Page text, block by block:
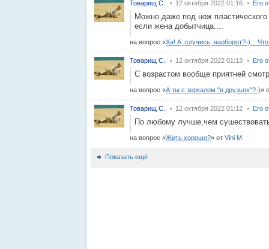
Товарищ С. 12 октября 2022 01:16 Его
Можно даже под нож пластического
если жена добытчица....
на вопрос Ха! А, случись, наоборот?-)...
Товарищ С. 12 октября 2022 01:13 Его
С возрастом вообще приятней
на вопрос А ты с зеркалом "в друзьях"?-)
Товарищ С. 12 октября 2022 01:12 Его
По любому лучше,чем
на вопрос Жить хорошо? от Vini M.
Показать ещё